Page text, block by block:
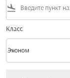
flight_land
Класс
Класс option Эконом
Эконом
keyboard_arrow_down